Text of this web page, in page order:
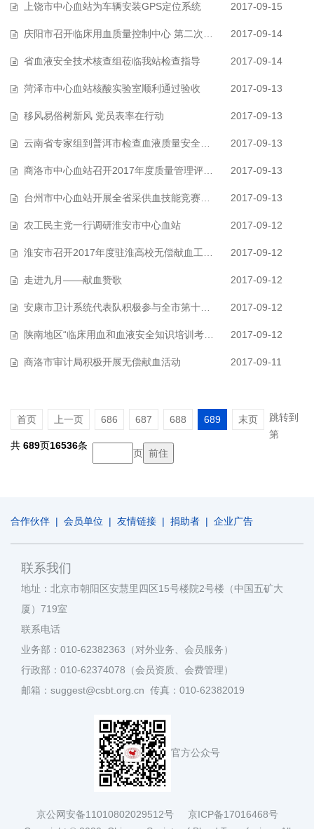
上饶市中心血站为车辆安装GPS定位系统 2017-09-15
庆阳市召开临床用血质量控制中心 第二次全体会议 2017-09-14
省血液安全技术核查组莅临我站检查指导 2017-09-14
菏泽市中心血站核酸实验室顺利通过验收 2017-09-13
移风易俗树新风 党员表率在行动 2017-09-13
云南省专家组到普洱市检查血液质量安全工作 2017-09-13
商洛市中心血站召开2017年度质量管理评审会议 2017-09-13
台州市中心血站开展全省采供血技能竞赛选拔 2017-09-13
农工民主党一行调研淮安市中心血站 2017-09-12
淮安市召开2017年度驻淮高校无偿献血工作座谈会 2017-09-12
走进九月——献血赞歌 2017-09-12
安康市卫计系统代表队积极参与全市第十六届运动会第九套广播体操比赛 2017-09-12
陕南地区“临床用血和血液安全知识培训考试”在安康圆满结束 2017-09-12
商洛市审计局积极开展无偿献血活动 2017-09-11
首页 上一页 686 687 688 689 末页
共 689页16536条
跳转到
第
页
合作伙伴 | 会员单位 | 友情链接 | 捐助者 | 企业广告
联系我们
地址：北京市朝阳区安慧里四区15号楼院2号楼（中国五矿大
厦）719室
联系电话
业务部：010-62382363（对外业务、会员服务）
行政部：010-62374078（会员资质、会费管理）
邮箱：suggest@csbt.org.cn 传真：010-62382019
官方公众号
京公网安备11010802029512号 京ICP备17016468号